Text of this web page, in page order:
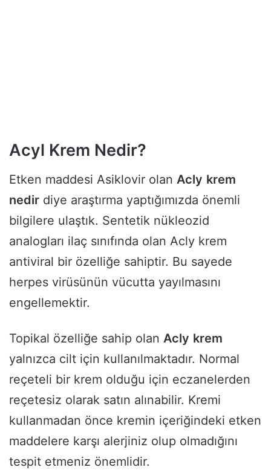
Acyl Krem Nedir?
Etken maddesi Asiklovir olan Acly krem
nedir diye araştırma yaptığımızda önemli
bilgilere ulaştık. Sentetik nükleozid
analogları ilaç sınıfında olan Acly krem
antiviral bir özelliğe sahiptir. Bu sayede
herpes virüsünün vücutta yayılmasını
engellemektir.
Topikal özelliğe sahip olan Acly krem
yalnızca cilt için kullanılmaktadır. Normal
reçeteli bir krem olduğu için eczanelerden
reçetesiz olarak satın alınabilir. Kremi
kullanmadan önce kremin içeriğindeki etken
maddelere karşı alerjiniz olup olmadığını
tespit etmeniz önemlidir.